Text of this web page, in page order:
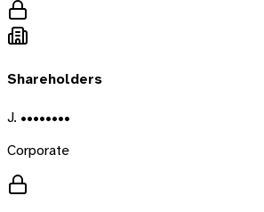
Shareholders
J. ••••••••
Corporate